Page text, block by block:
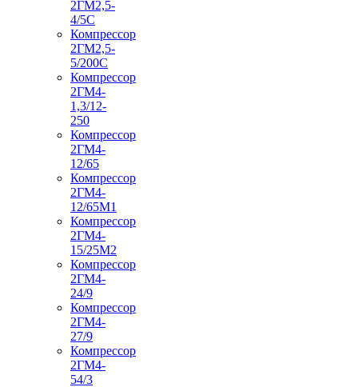
2ГМ2,5-
4/5С
Компрессор
2ГМ2,5-
5/200С
Компрессор
2ГМ4-
1,3/12-
250
Компрессор
2ГМ4-
12/65
Компрессор
2ГМ4-
12/65М1
Компрессор
2ГМ4-
15/25М2
Компрессор
2ГМ4-
24/9
Компрессор
2ГМ4-
27/9
Компрессор
2ГМ4-
54/3